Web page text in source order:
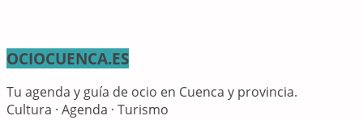
OCIOCUENCA.ES
Tu agenda y guía de ocio en Cuenca y provincia.
Cultura · Agenda · Turismo